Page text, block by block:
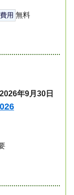
費用 無料
年9月30日